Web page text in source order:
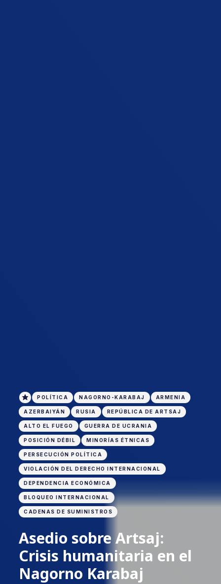
POLÍTICA NAGORNO-KARABAJ ARMENIA
AZERBAIYÁN RUSIA REPÚBLICA DE ARTSAJ
ALTO EL FUEGO GUERRA DE UCRANIA
POSICIÓN DÉBIL MINORÍAS ÉTNICAS
PERSECUCIÓN POLÍTICA
VIOLACIÓN DEL DERECHO INTERNACIONAL
DEPENDENCIA ECONÓMICA
BLOQUEO INTERNACIONAL
CADENAS DE SUMINISTROS
Asedio sobre Artsaj:
Crisis humanitaria en el
Nagorno Karabaj